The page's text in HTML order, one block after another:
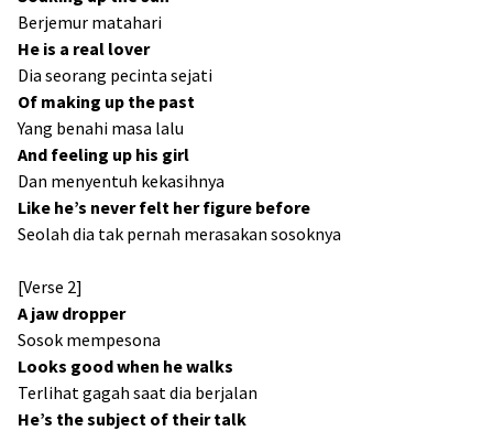
Berjemur matahari
He is a real lover
Dia seorang pecinta sejati
Of making up the past
Yang benahi masa lalu
And feeling up his girl
Dan menyentuh kekasihnya
Like he’s never felt her figure before
Seolah dia tak pernah merasakan sosoknya
[Verse 2]
A jaw dropper
Sosok mempesona
Looks good when he walks
Terlihat gagah saat dia berjalan
He’s the subject of their talk